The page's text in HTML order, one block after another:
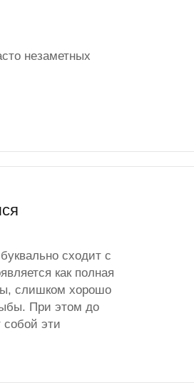
незаметных
сходит с
как полная
слишком хорошо
При этом до
собой эти